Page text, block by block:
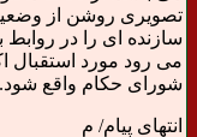
تصویری روشن از
سازنده ای را در روابط
می رود مورد
شورای حکام واقع
انتهای پیام/ م